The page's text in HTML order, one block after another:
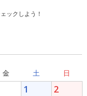
ックしよう！
金 土 日
1 2